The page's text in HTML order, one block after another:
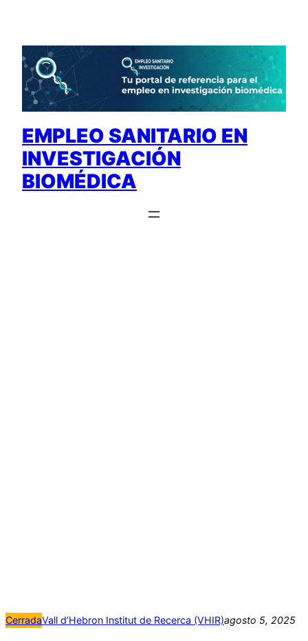
contenido
EMPLEO SANITARIO EN
INVESTIGACIÓN
BIOMÉDICA
CerradaVall d’Hebron Institut de Recerca (VHIR)agosto 5, 2025